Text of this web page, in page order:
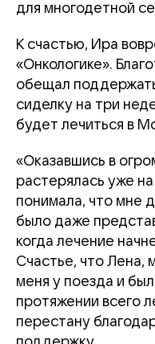
для многодетной
К счастью, Ира
«Онкологике».
обещал
сиделку на три
будет лечиться в
«Оказавшись в
растерялась уже
понимала, что мне
было даже
когда лечение
Счастье, что Лена,
меня у поезда и
протяжении всего
перестану